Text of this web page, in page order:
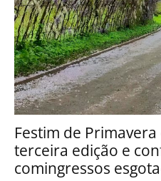
Festim de
terceira edição e
comingressos